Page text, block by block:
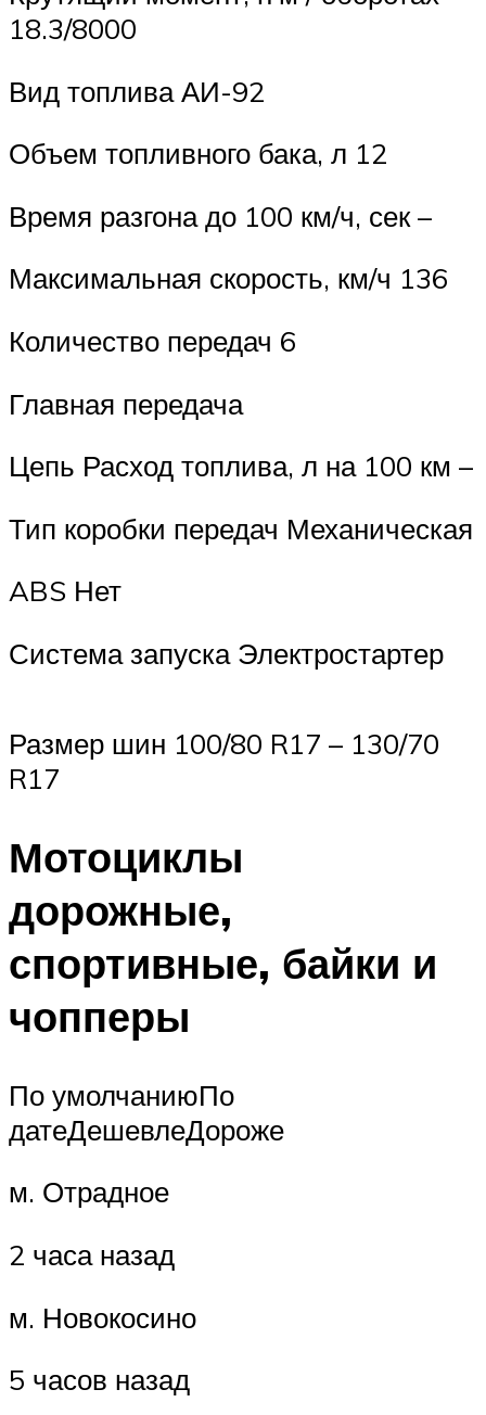
18.3/8000
Вид топлива АИ-92
Объем топливного бака, л 12
Время разгона до 100 км/ч, сек –
Максимальная скорость, км/ч 136
Количество передач 6
Главная передача
Цепь Расход топлива, л на 100 км –
Тип коробки передач Механическая
ABS Нет
Система запуска Электростартер
Размер шин 100/80 R17 – 130/70
R17
Мотоциклы
дорожные,
спортивные, байки и
чопперы
По умолчаниюПо
датеДешевлеДороже
м. Отрадное
2 часа назад
м. Новокосино
5 часов назад